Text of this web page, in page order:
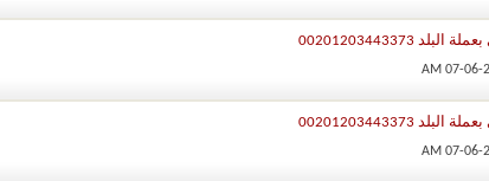
00201203443373
00201203443373